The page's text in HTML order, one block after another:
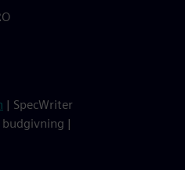
| SpecWriter
|